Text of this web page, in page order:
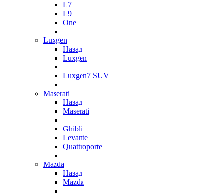
L7
L9
One
Luxgen
Назад
Luxgen
Luxgen7 SUV
Maserati
Назад
Maserati
Ghibli
Levante
Quattroporte
Mazda
Назад
Mazda